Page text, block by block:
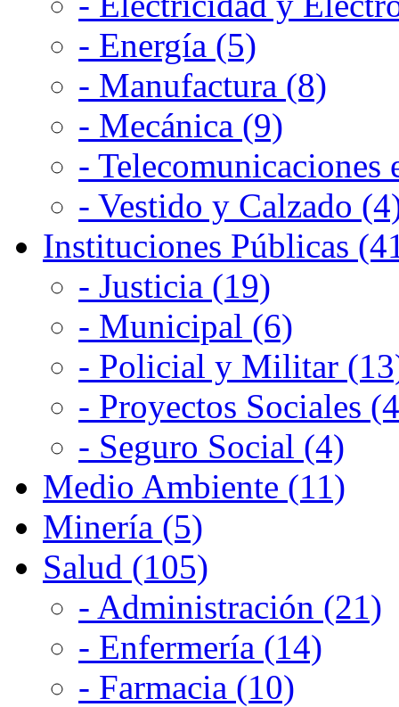
- Energía (5)
- Manufactura (8)
- Mecánica (9)
-
- Vestido y Calzado
Instituciones Públicas
- Justicia (19)
- Municipal (6)
- Policial y Militar
- Proyectos Sociales
- Seguro Social (4)
Medio Ambiente (11)
Minería (5)
Salud (105)
- Administración (21)
- Enfermería (14)
- Farmacia (10)